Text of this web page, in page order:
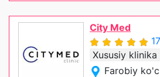
City Med
Xususiy klinika
Farobiy